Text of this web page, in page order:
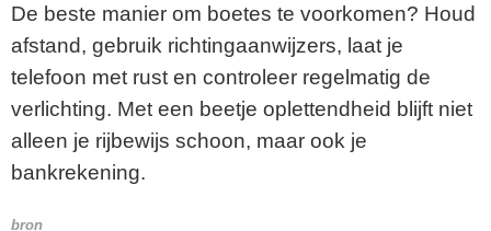
De beste manier om boetes te voorkomen? Houd
afstand, gebruik richtingaanwijzers, laat je
telefoon met rust en controleer regelmatig de
verlichting. Met een beetje oplettendheid blijft niet
alleen je rijbewijs schoon, maar ook je
bankrekening.
bron